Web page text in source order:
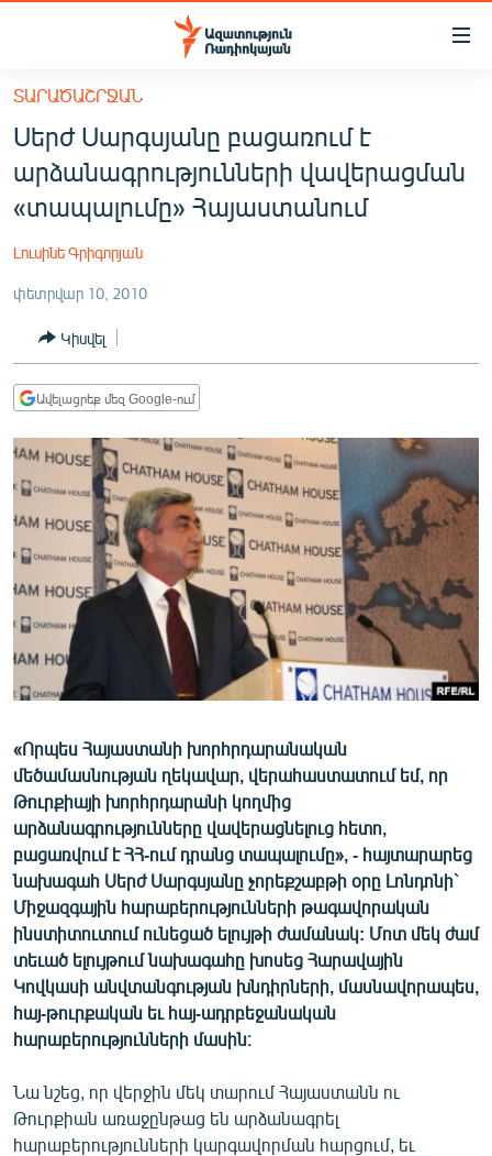
Մատչելիության
հիմնական
բովանդակությանը
Անցնել
հիմնական
մենյուին
ՀԱՅԱՍՏԱՆ
ՔԱՂԱՔԱԿԱՆ
ՏՆՏԵՍՈՒԹՅՈՒՆ
ՂԱՐԱԲԱՂ
ՏԱՐԱԾԱՇՐՋԱՆ
ՄԻՋԱԶԳԱՅԻՆ
ՄՇԱԿՈՒՅԹ
ՍՊՈՐՏ
ՄԵԿՆԱԲԱՆՈՒԹՅՈՒՆ
ՏՏ ԵՒ ԻՆՏԵՐՆԵՏ
ԱՐԽԻՎ
ՏԵՍԱՆՅՈՒԹԵՐ
ԲԱՆԱՎԵՃ
ՁԳՏԵԼՈՎ ԼԱՎԱԳՈՒՅՆԻՆ
ՓՈԴՔԱՍԹ
Հայերեն
English
Русский
ՀԵՏԵՎԵՔ ՄԵԶ
ՏԱՐԱԾԱՇՐՋԱՆ
Սերժ Սարգսյանը բացառում է
արձանագրությունների վավերացման
«տապալումը» Հայաստանում
Լուսինե Գրիգորյան
փետրվար 10, 2010
Կիսվել
Ավելացրեք մեզ Google-ում
«Որպես Հայաստանի խորհրդարանական
մեծամասնության ղեկավար, վերահաստատում եմ, որ
Թուրքիայի խորհրդարանի կողմից
արձանագրությունները վավերացնելուց հետո,
բացառվում է ՀՀ-ում դրանց տապալումը», - հայտարարեց
նախագահ Սերժ Սարգսյանը չորեքշաբթի օրը Լոնդոնի`
Միջազգային հարաբերությունների թագավորական
ինստիտուտում ունեցած ելույթի ժամանակ: Մոտ մեկ ժամ
տեւած ելույթում նախագահը խոսեց Հարավային
Կովկասի անվտանգության խնդիրների, մասնավորապես,
հայ-թուրքական եւ հայ-ադրբեջանական
հարաբերությունների մասին։
Նա նշեց, որ վերջին մեկ տարում Հայաստանն ու
Թուրքիան առաջընթաց են արձանագրել
հարաբերությունների կարգավորման հարցում, եւ